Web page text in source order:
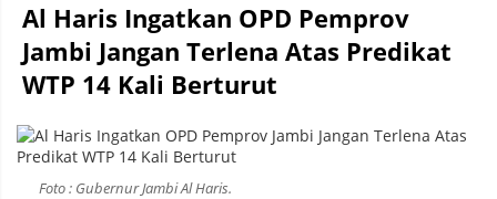
Al Haris Ingatkan OPD Pemprov
Jambi Jangan Terlena Atas Predikat
WTP 14 Kali Berturut
Foto : Gubernur Jambi Al Haris.